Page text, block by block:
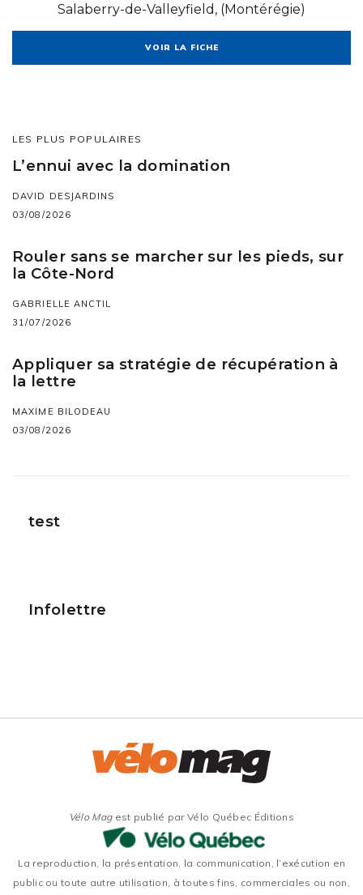
Salaberry-de-Valleyfield, (Montérégie)
VOIR LA FICHE
LES PLUS POPULAIRES
L’ennui avec la domination
DAVID DESJARDINS
03/08/2026
Rouler sans se marcher sur les pieds, sur
la Côte-Nord
GABRIELLE ANCTIL
31/07/2026
Appliquer sa stratégie de récupération à
la lettre
MAXIME BILODEAU
03/08/2026
test
Infolettre
Vélo Magest publié par Vélo Québec Éditions
La reproduction, la présentation, la communication, l’exécution en
public ou toute autre utilisation, à toutes fins, commerciales ou non,